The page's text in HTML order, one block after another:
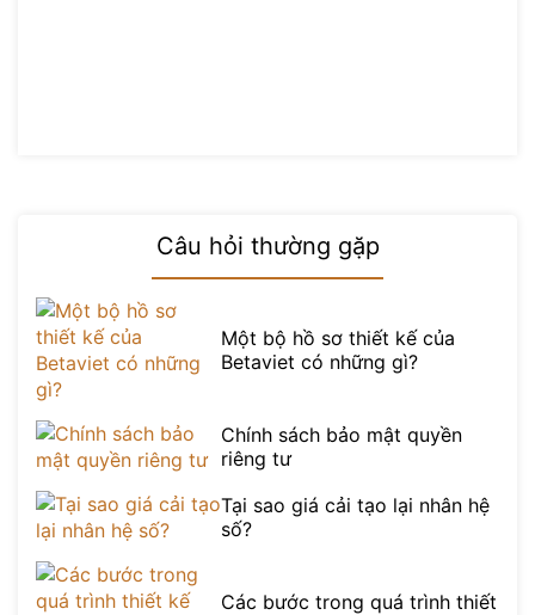
Câu hỏi thường gặp
Một bộ hồ sơ thiết kế của
Betaviet có những gì?
Chính sách bảo mật quyền
riêng tư
Tại sao giá cải tạo lại nhân hệ
số?
Các bước trong quá trình thiết